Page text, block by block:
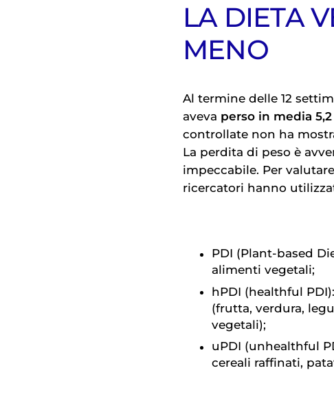
LA DIETA
MENO
Al termine delle 12
aveva perso in media
controllate non ha
La perdita di peso è
impeccabile. Per
ricercatori hanno
PDI (Plant-based
alimenti vegetali;
hPDI (healthful
(frutta, verdura,
vegetali);
uPDI (unhealthful
cereali raffinati,